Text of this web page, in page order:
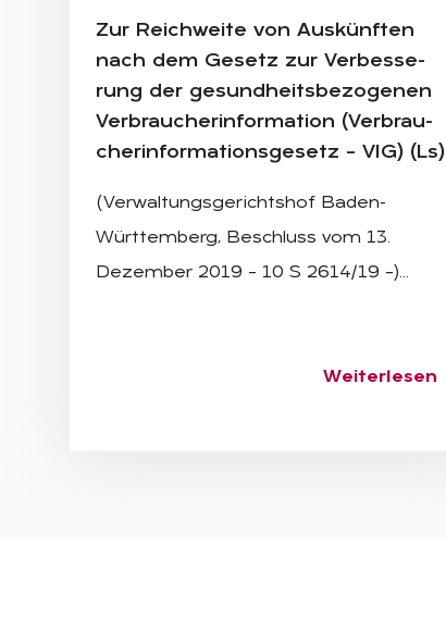
Zur Reich­wei­te von Aus­künf­ten
nach dem Ge­setz zur Ver­bes­se­
rung der ge­sund­heits­be­zo­ge­nen
Ver­brau­cher­infor­ma­ti­on (Ver­brau­
cher­infor­ma­ti­ons­ge­setz – VIG) (Ls)
(Verwaltungsgerichtshof Baden-
Württemberg, Beschluss vom 13.
Dezember 2019 – 10 S 2614/19 –)…
Weiterlesen